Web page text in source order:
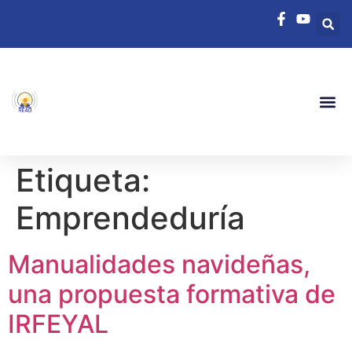
Etiqueta:
Emprendeduría
Manualidades navideñas,
una propuesta formativa de
IRFEYAL